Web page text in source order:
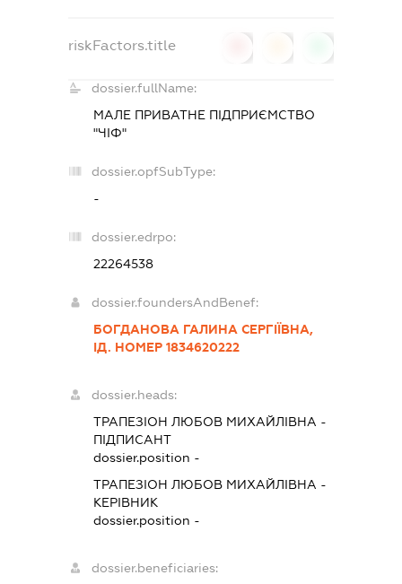
riskFactors.title
dossier.fullName:
МАЛЕ ПРИВАТНЕ ПІДПРИЄМСТВО
"ЧІФ"
dossier.opfSubType:
-
dossier.edrpo:
22264538
dossier.foundersAndBenef:
БОГДАНОВА ГАЛИНА СЕРГІЇВНА,
ІД. НОМЕР 1834620222
dossier.heads:
ТРАПЕЗІОН ЛЮБОВ МИХАЙЛІВНА -
ПІДПИСАНТ
dossier.position -
ТРАПЕЗІОН ЛЮБОВ МИХАЙЛІВНА -
КЕРІВНИК
dossier.position -
dossier.beneficiaries: